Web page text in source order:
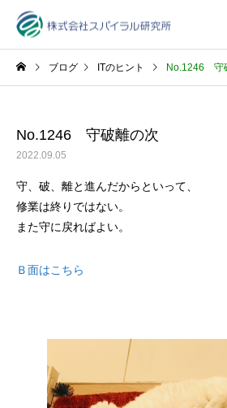
ブログ ITのヒント No.1246 守
No.1246 守破離の次
2022.09.05
守、破、離と進んだからといって、
修業は終りではない。
また守に戻ればよい。
Ｂ面はこちら